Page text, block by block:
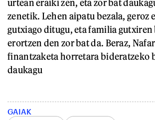
urtean eraiki zen, eta zor bat
zenetik. Lehen aipatu bezala, geroz
gutxiago ditugu, eta familia
erortzen den zor bat da. Beraz,
finantzaketa horretara bideratzeko
daukagu
GAIAK